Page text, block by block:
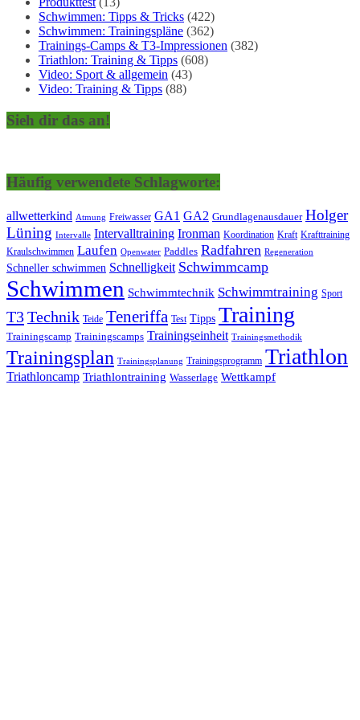
Schwimmen: Tipps & Tricks (422)
Schwimmen: Trainingspläne (362)
Trainings-Camps & T3-Impressionen (382)
Triathlon: Training & Tipps (608)
Video: Sport & allgemein (43)
Video: Training & Tipps (88)
Sieh dir das an!
Häufig verwendete Schlagworte:
allwetterkind Atmung Freiwasser GA1 GA2 Grundlagenausdauer Holger
Lüning Intervalle Intervalltraining Ironman Koordination Kraft Krafttraining
Kraulschwimmen Laufen Openwater Paddles Radfahren Regeneration
Schneller schwimmen Schnelligkeit Schwimmcamp
Schwimmen Schwimmtechnik Schwimmtraining Sport
T3Technik Teide Teneriffa Test Tipps Training
Trainingscamp Trainingscamps Trainingseinheit Trainingsmethodik
Trainingsplan Trainingsplanung Trainingsprogramm Triathlon
Triathloncamp Triathlontraining Wasserlage Wettkampf